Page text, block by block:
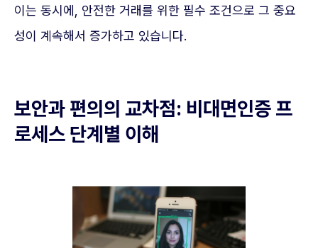
이는 동시에, 안전한 거래를 위한 필수 조건으로 그 중요
성이 계속해서 증가하고 있습니다.
보안과 편의의 교차점: 비대면인증 프
로세스 단계별 이해